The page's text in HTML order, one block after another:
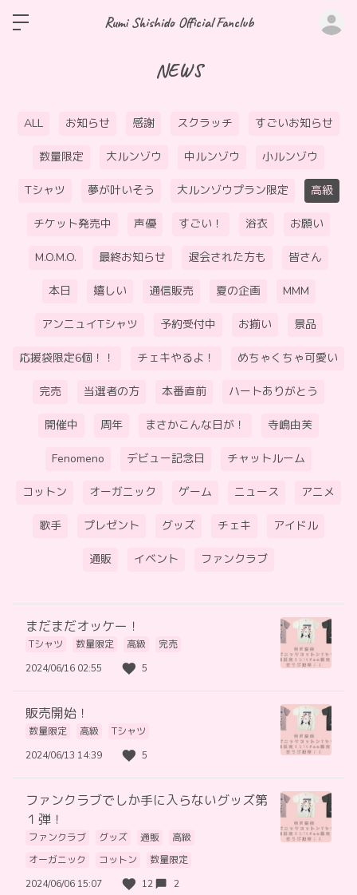
Rumi Shishido Official Fanclub
NEWS
ALL お知らせ 感謝 スクラッチ すごいお知らせ
数量限定 大ルンゾウ 中ルンゾウ 小ルンゾウ
Tシャツ 夢が叶いそう 大ルンゾウプラン限定 高級
チケット発売中 声優 すごい！ 浴衣 お願い
M.O.M.O. 最終お知らせ 退会された方も 皆さん
本日 嬉しい 通信販売 夏の企画 MMM
アンニュイTシャツ 予約受付中 お揃い 景品
応援袋限定6個！！ チェキやるよ！ めちゃくちゃ可愛い
完売 当選者の方 本番直前 ハートありがとう
開催中 周年 まさかこんな日が！ 寺嶋由芙
Fenomeno デビュー記念日 チャットルーム
コットン オーガニック ゲーム ニュース アニメ
歌手 プレゼント グッズ チェキ アイドル
通販 イベント ファンクラブ
まだまだオッケー！
Tシャツ 数量限定 高級
完売
2024/06/16 02:55
5
販売開始！
数量限定 高級
Tシャツ
2024/06/13 14:39
5
ファンクラブでしか手に入らないグッズ第
１弾！
ファンクラブ グッズ 通販
高級
オーガニック
コットン
数量限定
2024/06/06 15:07
12 2